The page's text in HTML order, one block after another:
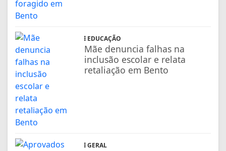
EDUCAÇÃO
Mãe denuncia falhas na
inclusão escolar e relata
retaliação em Bento
GERAL